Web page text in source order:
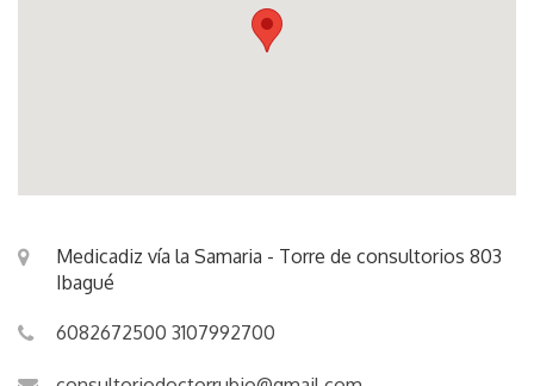
Medicadiz vía la Samaria - Torre de consultorios 803
Ibagué
6082672500 3107992700